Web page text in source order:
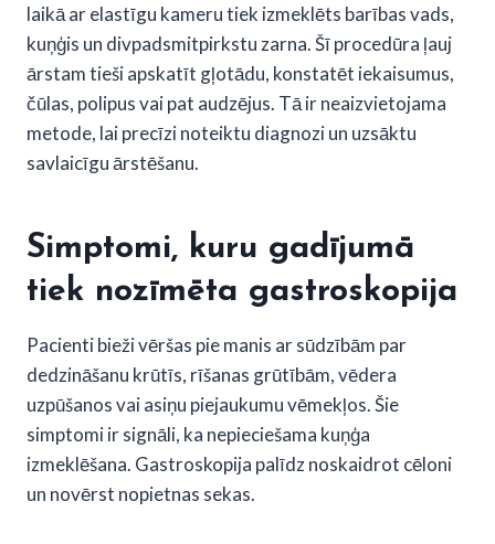
laikā ar elastīgu kameru tiek izmeklēts barības vads,
kuņģis un divpadsmitpirkstu zarna. Šī procedūra ļauj
ārstam tieši apskatīt gļotādu, konstatēt iekaisumus,
čūlas, polipus vai pat audzējus. Tā ir neaizvietojama
metode, lai precīzi noteiktu diagnozi un uzsāktu
savlaicīgu ārstēšanu.
Simptomi, kuru gadījumā
tiek nozīmēta gastroskopija
Pacienti bieži vēršas pie manis ar sūdzībām par
dedzināšanu krūtīs, rīšanas grūtībām, vēdera
uzpūšanos vai asiņu piejaukumu vēmekļos. Šie
simptomi ir signāli, ka nepieciešama kuņģa
izmeklēšana. Gastroskopija palīdz noskaidrot cēloni
un novērst nopietnas sekas.